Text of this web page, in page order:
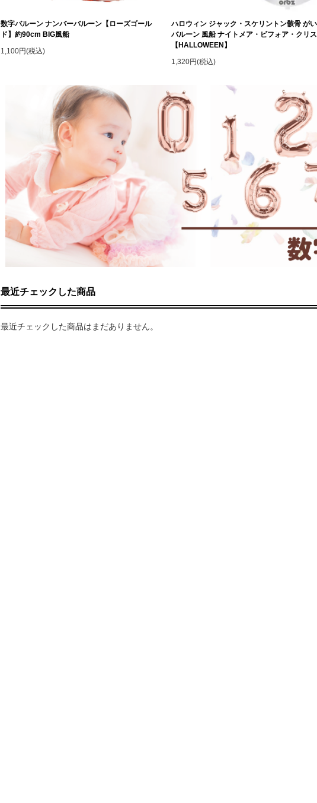
数字バルーン ナンバーバルーン【ローズゴール
ド】約90cm BIG風船
1,100円(税込)
ハロウィン ジャック・スケリントン骸骨 が
バルーン 風船 ナイトメア・ビフォア・クリ
【HALLOWEEN】
1,320円(税込)
最近チェックした商品
最近チェックした商品はまだありません。